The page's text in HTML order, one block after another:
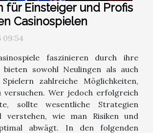
für Einsteiger und Profis
Casinospielen
09:54
faszinieren durch ihre
sowohl Neulingen als auch
zahlreiche Möglichkeiten,
versuchen. Wer jedoch erfolgreich
sollte wesentliche Strategien
verstehen, wie man Risiken und
abwägt. In den folgenden